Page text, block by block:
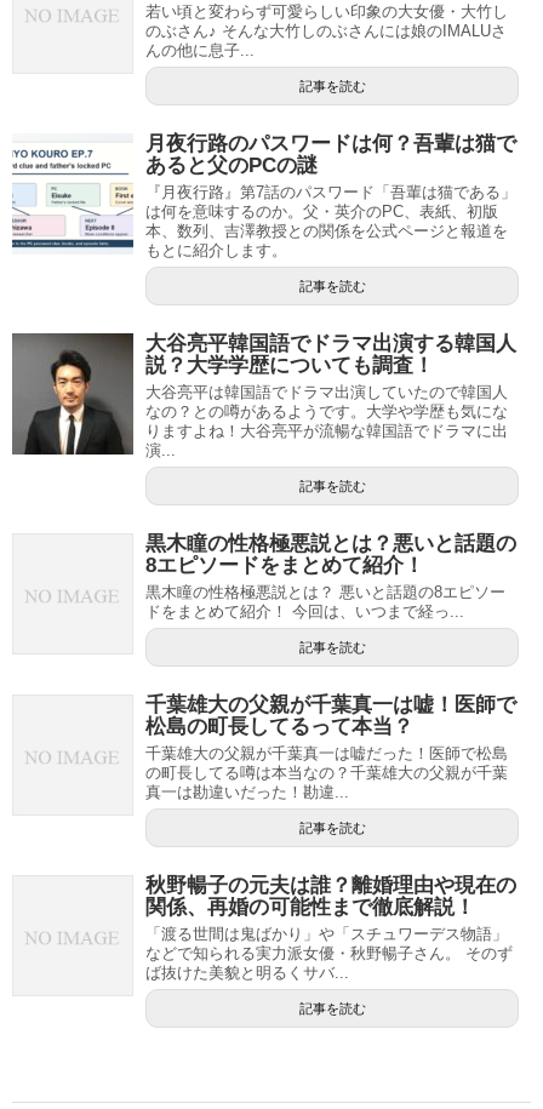
若い頃と変わらず可愛らしい印象の大女優・大竹し
のぶさん♪ そんな大竹しのぶさんには娘のIMALUさ
んの他に息子...
記事を読む
月夜行路のパスワードは何？吾輩は猫で
あると父のPCの謎
『月夜行路』第7話のパスワード「吾輩は猫である」
は何を意味するのか。父・英介のPC、表紙、初版
本、数列、吉澤教授との関係を公式ページと報道を
もとに紹介します。
記事を読む
大谷亮平韓国語でドラマ出演する韓国人
説？大学学歴についても調査！
大谷亮平は韓国語でドラマ出演していたので韓国人
なの？との噂があるようです。大学や学歴も気にな
りますよね！大谷亮平が流暢な韓国語でドラマに出
演...
記事を読む
黒木瞳の性格極悪説とは？悪いと話題の
8エピソードをまとめて紹介！
黒木瞳の性格極悪説とは？ 悪いと話題の8エピソー
ドをまとめて紹介！ 今回は、いつまで経っ...
記事を読む
千葉雄大の父親が千葉真一は嘘！医師で
松島の町長してるって本当？
千葉雄大の父親が千葉真一は嘘だった！医師で松島
の町長してる噂は本当なの？千葉雄大の父親が千葉
真一は勘違いだった！勘違...
記事を読む
秋野暢子の元夫は誰？離婚理由や現在の
関係、再婚の可能性まで徹底解説！
「渡る世間は鬼ばかり」や「スチュワーデス物語」
などで知られる実力派女優・秋野暢子さん。 そのず
ば抜けた美貌と明るくサバ...
記事を読む